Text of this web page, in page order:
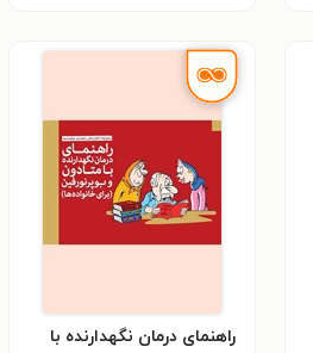
راهنمای درمان نگهدارنده با